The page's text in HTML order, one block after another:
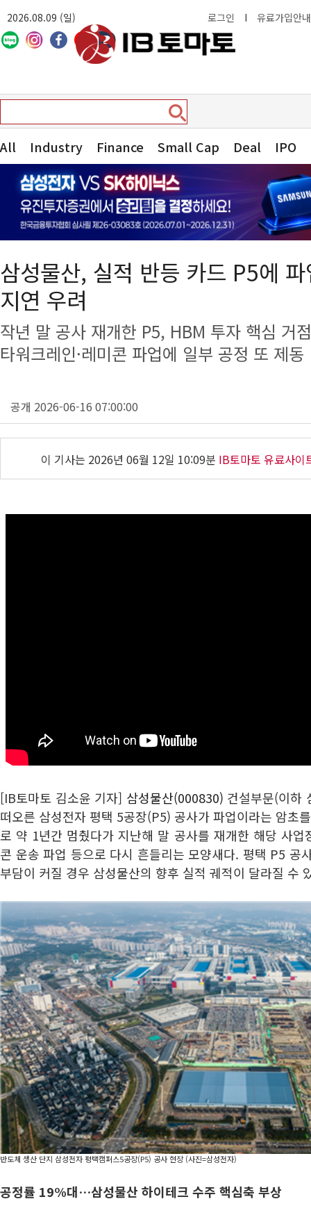
2026.08.09 (일) 로그인 I 유료가입안내
All Industry Finance Small Cap Deal IPO
삼성물산, 실적 반등 카드 P5에
지연 우려
작년 말 공사 재개한 P5, HBM 투자 핵심 거점
타워크레인·레미콘 파업에 일부 공정 또 제동
공개 2026-06-16 07:00:00
이 기사는 2026년 06월 12일 10:09분 IB토마토 유료사이
[IB토마토 김소윤 기자] 삼성물산(000830) 건설부문(이하
떠오른 삼성전자 평택 5공장(P5) 공사가 파업이라는 암초
로 약 1년간 멈췄다가 지난해 말 공사를 재개한 해당 사업
콘 운송 파업 등으로 다시 흔들리는 모양새다. 평택 P5 공
부담이 커질 경우 삼성물산의 향후 실적 궤적이 달라질 수
반도체 생산 단지 삼성전자 평택캠퍼스5공장(P5) 공사 현장 (사진=삼성전자)
공정률 19%대…삼성물산 하이테크 수주 핵심축 부상